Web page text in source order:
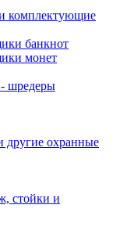
комплектующие
банкнот
монет
шредеры
другие охранные
стойки и